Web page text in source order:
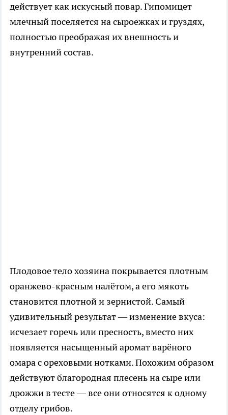
действует как искусный повар. Гипомицет
млечный поселяется на сыроежках и груздях,
полностью преображая их внешность и
внутренний состав.
Плодовое тело хозяина покрывается плотным
оранжево-красным налётом, а его мякоть
становится плотной и зернистой. Самый
удивительный результат — изменение вкуса:
исчезает горечь или пресность, вместо них
появляется насыщенный аромат варёного
омара с ореховыми нотками. Похожим образом
действуют благородная плесень на сыре или
дрожжи в тесте — все они относятся к одному
отделу грибов.